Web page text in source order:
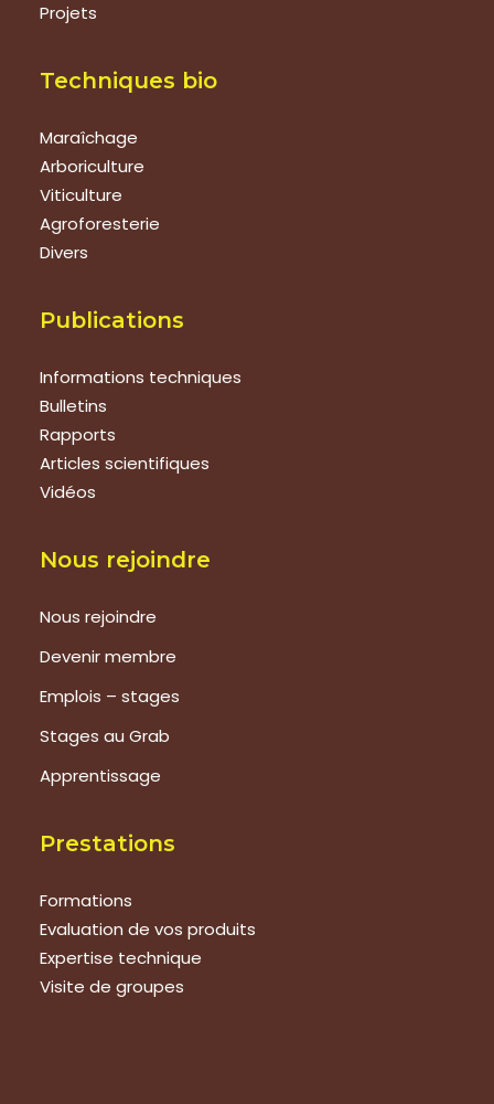
Projets
Techniques bio
Maraîchage
Arboriculture
Viticulture
Agroforesterie
Divers
Publications
Informations techniques
Bulletins
Rapports
Articles scientifiques
Vidéos
Nous rejoindre
Nous rejoindre
Devenir membre
Emplois – stages
Stages au Grab
Apprentissage
Prestations
Formations
Evaluation de vos produits
Expertise technique
Visite de groupes